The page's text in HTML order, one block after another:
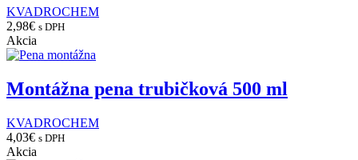
KVADROCHEM
2,98€ s DPH
Akcia
Montážna pena trubičková 500 ml
KVADROCHEM
4,03€ s DPH
Akcia